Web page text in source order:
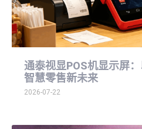
通泰视显POS机显示屏
智慧零售新未来
2026-07-22